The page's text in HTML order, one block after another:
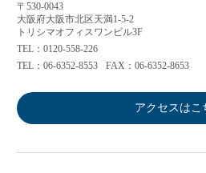
〒530-0043
大阪府大阪市北区天満1-5-2
トリシマオフィスワンビル3F
TEL：0120-558-226
TEL：06-6352-8553
FAX：06-6352-8653
アクセスはこ